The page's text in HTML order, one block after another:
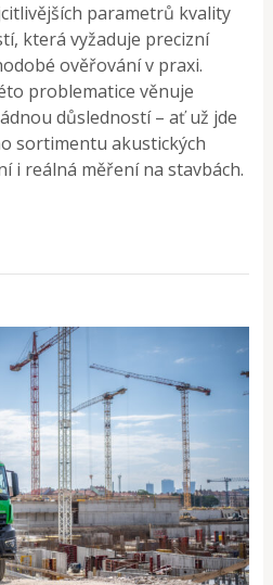
parametrů kvality
která vyžaduje precizní
ověřování v praxi.
problematice věnuje
důsledností – ať už jde
sortimentu akustických
i reálná měření na stavbách.